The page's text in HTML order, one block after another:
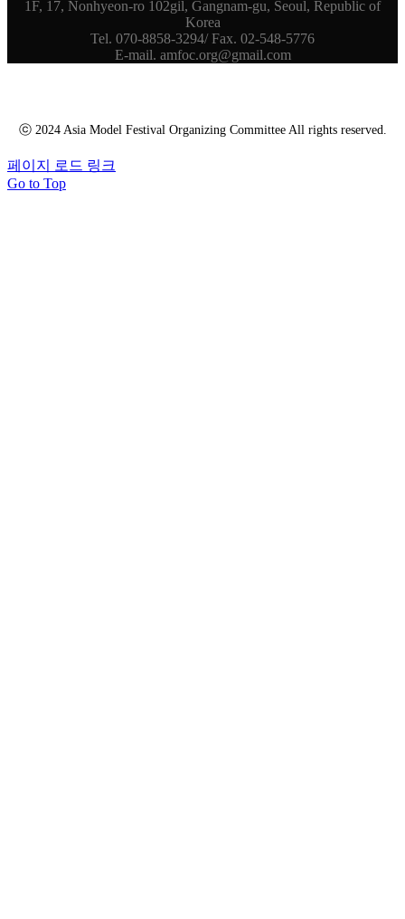
1F, 17, Nonhyeon-ro 102gil, Gangnam-gu, Seoul, Republic of
Korea
Tel. 070-8858-3294/ Fax. 02-548-5776
E-mail. amfoc.org@gmail.com
ⓒ 2024 Asia Model Festival Organizing Committee All rights reserved.
페이지 로드 링크
Go to Top